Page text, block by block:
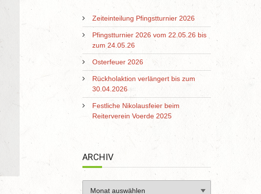
Zeiteinteilung Pfingstturnier 2026
Pfingstturnier 2026 vom 22.05.26 bis
zum 24.05.26
Osterfeuer 2026
Rückholaktion verlängert bis zum
30.04.2026
Festliche Nikolausfeier beim
Reiterverein Voerde 2025
ARCHIV